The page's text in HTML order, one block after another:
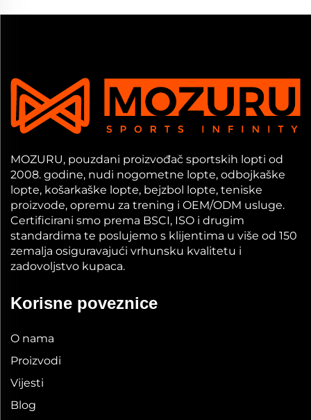
MOZURU, pouzdani proizvođač sportskih lopti od
2008. godine, nudi nogometne lopte, odbojkaške
lopte, košarkaške lopte, bejzbol lopte, teniske
proizvode, opremu za trening i OEM/ODM usluge.
Certificirani smo prema BSCI, ISO i drugim
standardima te poslujemo s klijentima u više od 150
zemalja osiguravajući vrhunsku kvalitetu i
zadovoljstvo kupaca.
Korisne poveznice
O nama
Proizvodi
Vijesti
Blog